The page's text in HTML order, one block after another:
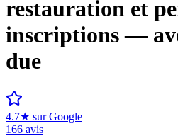
restauration et
inscriptions —
due
4.7★ sur Google
166 avis